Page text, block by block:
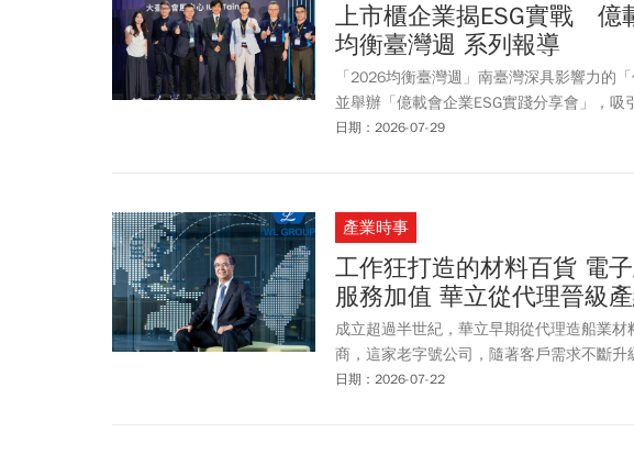
上市櫃企業揭ESG實戰 億
均衡臺灣週 系列報導
「2026均衡臺灣週」南臺灣深具影響力的
並舉辦「億載會企業ESG實踐分享會」，吸
日期：2026-07-29
產業時事
工作狂打造的材料百貨 電
服務加值 華立從代理晉級
成立超過半世紀，華立早期從代理造船業
商，這家老字號公司，隨著客戶需求不斷升
日期：2026-07-22